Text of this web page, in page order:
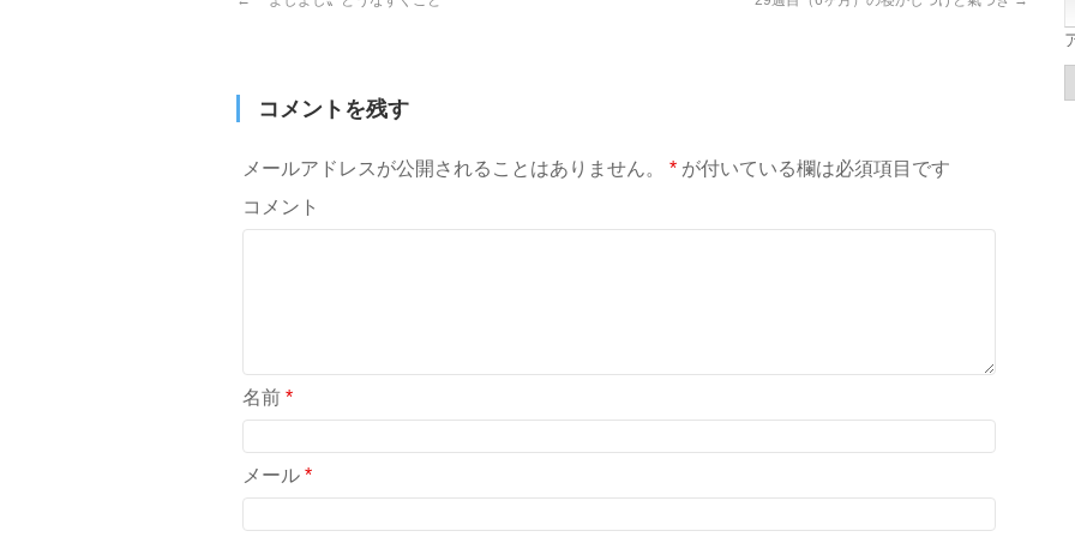
コメントを残す
メールアドレスが公開されることはありません。 * が付いている欄は必須項目です
コメント
名前 *
メール *